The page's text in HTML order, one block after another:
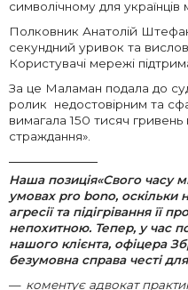
символічному для українців
Полковник Анатолій
секундний уривок та
Користувачі мережі
За це Маламан подала до
ролик недостовірним та
вимагала 150 тисяч гривень
страждання».
Наша позиція«Свого часу
умовах pro bono, оскільки
агресії та підігрівання її
непохитною. Тепер, у час
нашого клієнта, офіцера
безумовна справа честі
коментує адвокат